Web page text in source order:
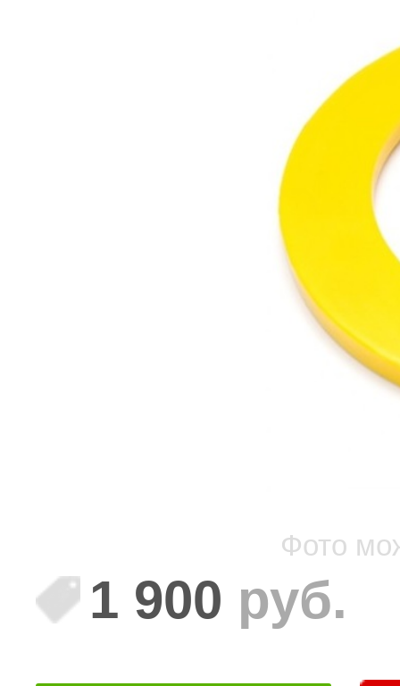
1 900 руб.
Фото